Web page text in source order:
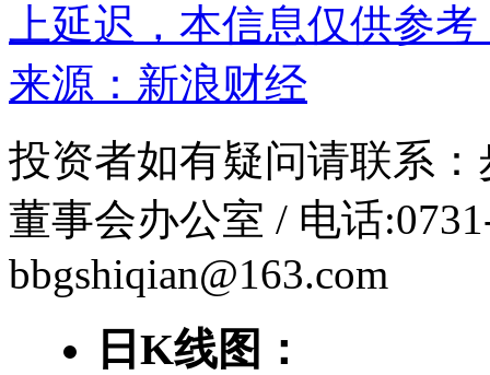
上延迟，本信息仅供参
来源： 新浪财经
投资者如有疑问请联系
董事会办公室 / 电话
bbgshiqian@163.com
日K线图：